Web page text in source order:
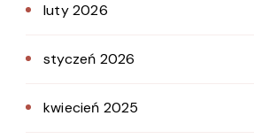
luty 2026
styczeń 2026
kwiecień 2025